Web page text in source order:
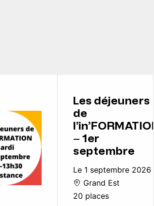
Les déjeuners
de
l’in’FORMATION
– 1er
septembre
Le 1 septembre 2026
Grand Est
20 places